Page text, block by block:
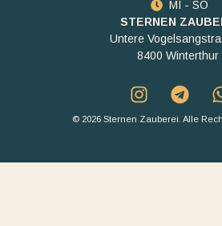
MI - SO
STERNEN
Untere
8400 Winterthur
© 2026 Sternen Zauberei. Alle